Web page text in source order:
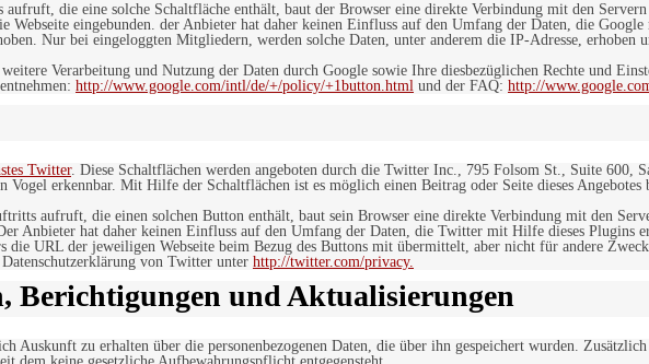
aufruft, die eine solche Schaltfläche enthält, baut der Browser eine direkte Verbindung mit den
Webseite eingebunden. der Anbieter hat daher keinen Einfluss auf den Umfang der Daten, die
Nur bei eingeloggten Mitgliedern, werden solche Daten, unter anderem die IP-Adresse, erhoben
Verarbeitung und Nutzung der Daten durch Google sowie Ihre diesbezüglichen Rechte und
http://www.google.com/intl/de/+/policy/+1button.html und der FAQ: http://
Twitter. Diese Schaltflächen werden angeboten durch die Twitter Inc., 795 Folsom St., Suite
erkennbar. Mit Hilfe der Schaltflächen ist es möglich einen Beitrag oder Seite dieses
aufruft, die einen solchen Button enthält, baut sein Browser eine direkte Verbindung mit den
Anbieter hat daher keinen Einfluss auf den Umfang der Daten, die Twitter mit Hilfe dieses Plugins
die URL der jeweiligen Webseite beim Bezug des Buttons mit übermittelt, aber nicht für andere
von Twitter unter http://twitter.com/privacy.
Berichtigungen und Aktualisierungen
Auskunft zu erhalten über die personenbezogenen Daten, die über ihn gespeichert wurden.